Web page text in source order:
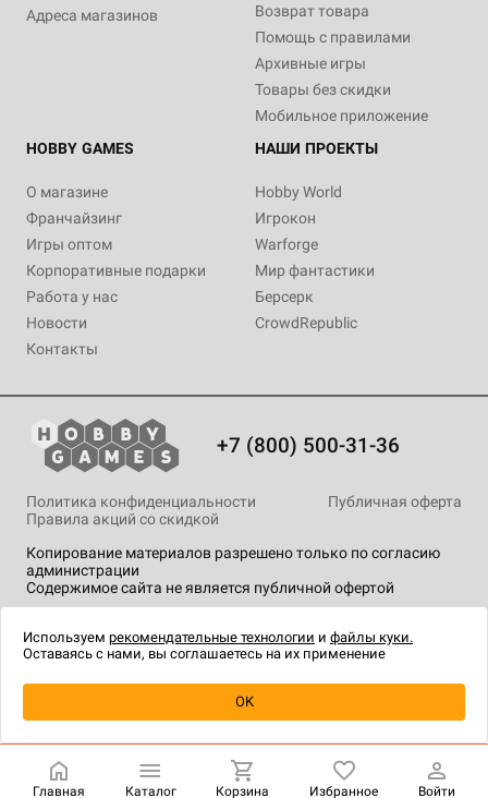
Купить| 2 490 ₽
Адреса магазинов
Возврат товара
Помощь с правилами
Архивные игры
Товары без скидки
Мобильное приложение
HOBBY GAMES
О магазине
Франчайзинг
Игры оптом
Корпоративные подарки
Работа у нас
Новости
Контакты
НАШИ ПРОЕКТЫ
Hobby World
Игрокон
Warforge
Мир фантастики
Берсерк
CrowdRepublic
+7 (800) 500-31-36
Копирование материалов разрешено только по согласию
администрации
Содержимое сайта не является публичной офертой
Политика конфиденциальности
Публичная оферта
Правила акций со скидкой
технологии.
Главная Каталог Корзина Избранное Войти
Используем рекомендательные технологии и файлы куки.
Оставаясь с нами, вы соглашаетесь на их применение
OK